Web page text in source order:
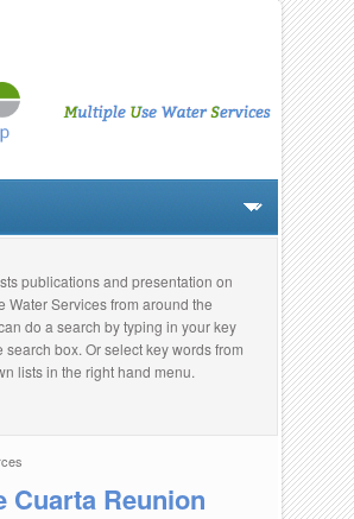
publications and presentation on
Water Services from around the
do a search by typing in your key
search box. Or select key words from
lists in the right hand menu.
Cuarta Reunion